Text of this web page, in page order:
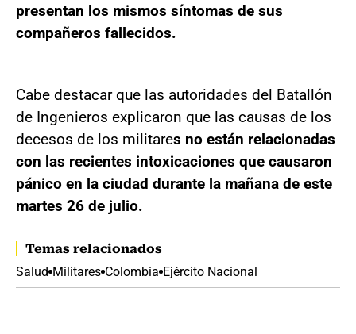
presentan los mismos síntomas de sus
compañeros fallecidos.
Cabe destacar que las autoridades del Batallón
de Ingenieros explicaron que las causas de los
decesos de los militares no están relacionadas
con las recientes intoxicaciones que causaron
pánico en la ciudad durante la mañana de este
martes 26 de julio.
Temas relacionados
Salud Militares Colombia Ejército Nacional